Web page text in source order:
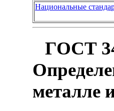
Национальные
ГОСТ
металле